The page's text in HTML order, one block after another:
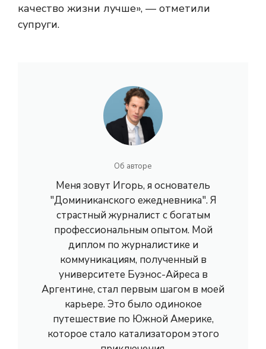
качество жизни лучше», — отметили
супруги.
Об авторе
Меня зовут Игорь, я основатель
"Доминиканского ежедневника". Я
страстный журналист с богатым
профессиональным опытом. Мой
диплом по журналистике и
коммуникациям, полученный в
университете Буэнос-Айреса в
Аргентине, стал первым шагом в моей
карьере. Это было одинокое
путешествие по Южной Америке,
которое стало катализатором этого